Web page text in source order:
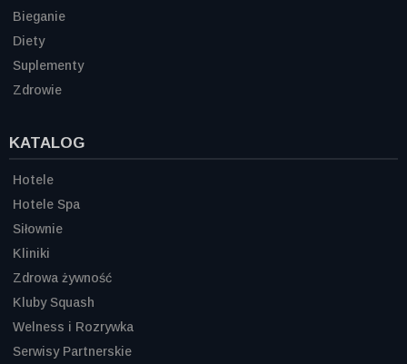
Bieganie
Diety
Suplementy
Zdrowie
KATALOG
Hotele
Hotele Spa
Siłownie
Kliniki
Zdrowa żywność
Kluby Squash
Welness i Rozrywka
Serwisy Partnerskie